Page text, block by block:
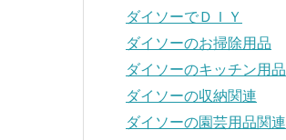
ダイソーでＤＩＹ
ダイソーのお掃除用品
ダイソーのキッチン用品
ダイソーの収納関連
ダイソーの園芸用品関連